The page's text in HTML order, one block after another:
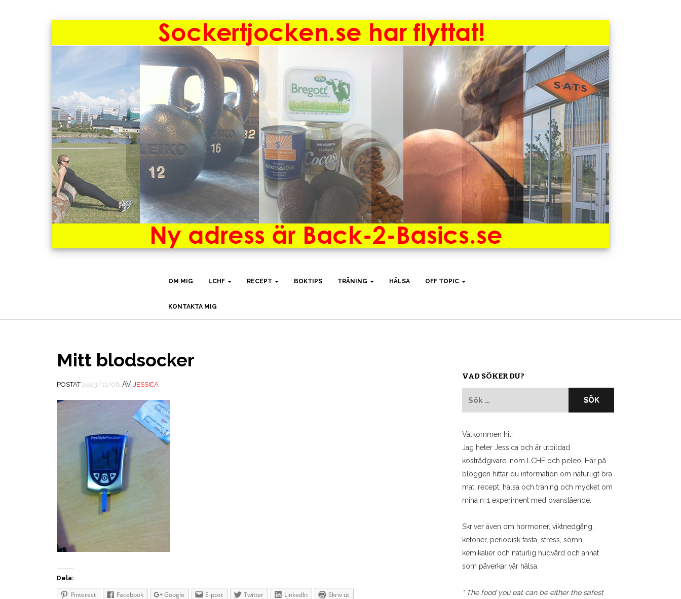
OM MIG LCHF RECEPT BOKTIPS TRÄNING HÄLSA OFF TOPIC
KONTAKTA MIG
Mitt blodsocker
POSTAT 2023/11/08 AV JESSICA
Dela:
Pinterest Facebook Google E-post Twitter LinkedIn Skriv ut
VAD SÖKER DU?
Välkommen hit!
Jag heter Jessica och är utbildad
kostrådgivare inom LCHF och peleo. Här på
bloggen hittar du information om naturligt bra
mat, recept, hälsa och träning och mycket om
mina n=1 experiment med ovanstående.
Skriver även om hormoner, viktnedgång,
ketoner, periodisk fasta, stress, sömn,
kemikalier och naturlig hudvård och annat
som påverkar vår hälsa.
" The food you eat can be either the safest